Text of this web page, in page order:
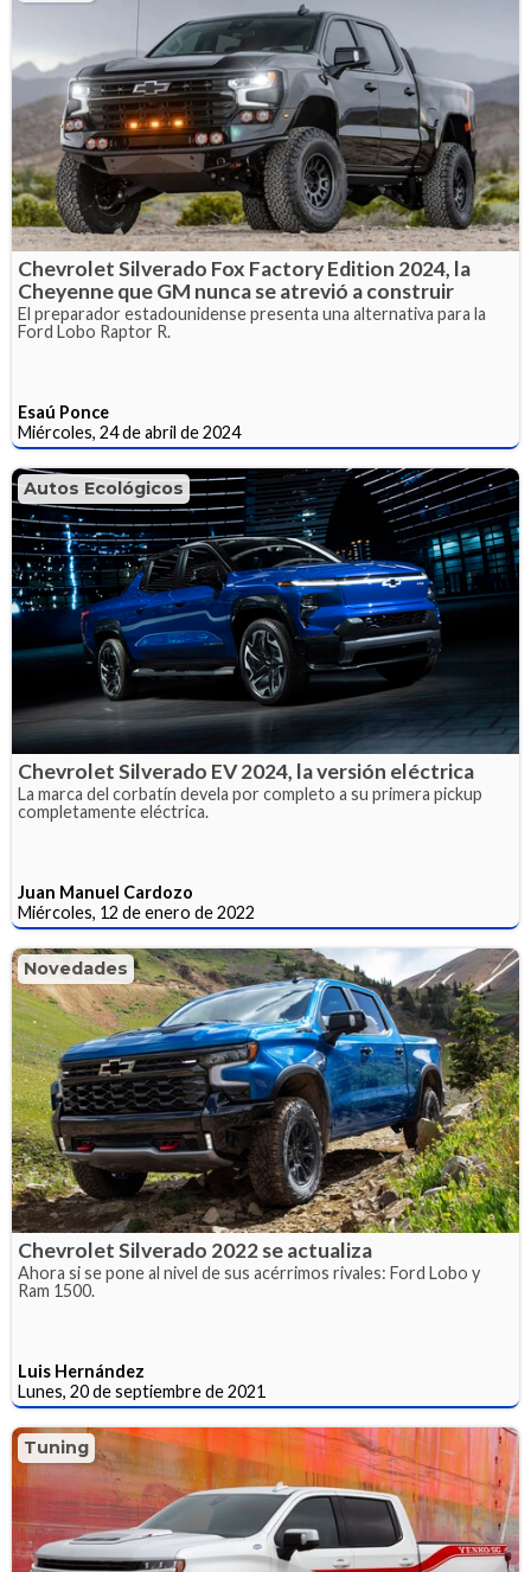
Chevrolet Silverado Fox Factory Edition 2024, la
Cheyenne que GM nunca se atrevió a construir
El preparador estadounidense presenta una alternativa para la
Ford Lobo Raptor R.
Esaú Ponce
Miércoles, 24 de abril de 2024
Autos Ecológicos
Chevrolet Silverado EV 2024, la versión eléctrica
La marca del corbatín devela por completo a su primera pickup
completamente eléctrica.
Juan Manuel Cardozo
Miércoles, 12 de enero de 2022
Novedades
Chevrolet Silverado 2022 se actualiza
Ahora si se pone al nivel de sus acérrimos rivales: Ford Lobo y
Ram 1500.
Luis Hernández
Lunes, 20 de septiembre de 2021
Tuning